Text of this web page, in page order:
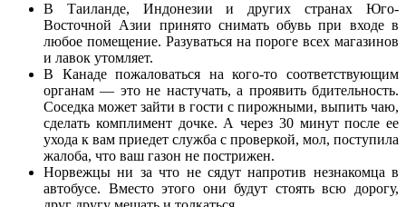
В Таиланде, Индонезии и других странах Юго-
Восточной Азии принято снимать обувь при входе в
любое помещение. Разуваться на пороге всех магазинов
и лавок утомляет.
В Канаде пожаловаться на кого-то соответствующим
органам — это не настучать, а проявить бдительность.
Соседка может зайти в гости с пирожными, выпить чаю,
сделать комплимент дочке. А через 30 минут после ее
ухода к вам приедет служба с проверкой, мол, поступила
жалоба, что ваш газон не пострижен.
Норвежцы ни за что не сядут напротив незнакомца в
автобусе. Вместо этого они будут стоять всю дорогу,